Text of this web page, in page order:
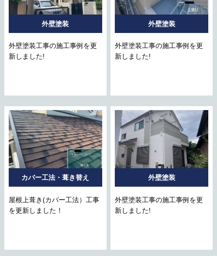
外壁塗装
外壁塗装工事の施工事例を更
新しました!
外壁塗装
外壁塗装工事の施工事例を更
新しました!
カバー工法・葺き替え
屋根上葺き(カバー工法）工事
を更新しました！
外壁塗装
外壁塗装工事の施工事例を更
新しました!